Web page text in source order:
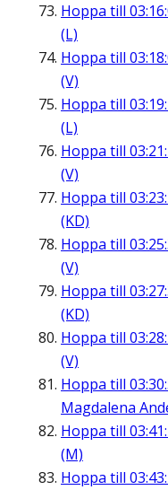
Hoppa till
(L)
Hoppa till
(V)
Hoppa till
(L)
Hoppa till
(V)
Hoppa till
(KD)
Hoppa till
(V)
Hoppa till
(KD)
Hoppa till
(V)
Hoppa till
Magdalena
Hoppa till
(M)
Hoppa till